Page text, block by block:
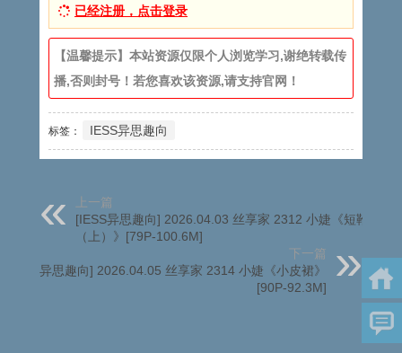
已经注册，点击登录
【温馨提示】本站资源仅限个人浏览学习,谢绝转载传
播,否则封号！若您喜欢该资源,请支持官网！
标签： IESS异思趣向
上一篇
[IESS异思趣向] 2026.04.03 丝享家 2312 小婕《短靴豹纹
（上）》[79P-100.6M]
下一篇
[IESS异思趣向] 2026.04.05 丝享家 2314 小婕《小皮裙》
[90P-92.3M]